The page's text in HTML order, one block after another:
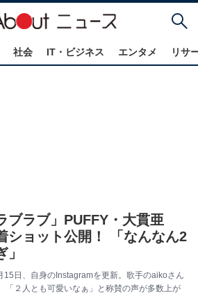
社会 IT・ビジネス エンタメ リサ
ブラブ」PUFFY・大貫亜
ショット公開！ 「なんなん2
15日、自身のInstagramを更新。歌手のaikoさん
「２人とも可愛いなぁ」と称賛の声が多数上が